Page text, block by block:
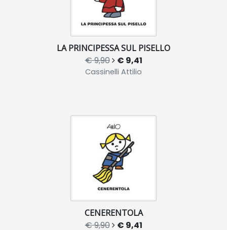
LA PRINCIPESSA SUL PISELLO
€ 9,90 € 9,41
Cassinelli Attilio
CENERENTOLA
€ 9,90 € 9,41